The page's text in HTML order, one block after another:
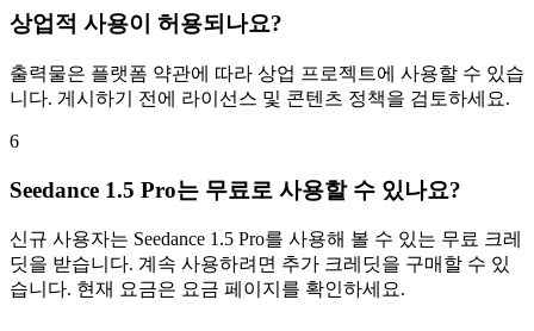
상업적 사용이 허용되나요?
출력물은 플랫폼 약관에 따라 상업 프로젝트에 사용할 수 있습
니다. 게시하기 전에 라이선스 및 콘텐츠 정책을 검토하세요.
6
Seedance 1.5 Pro는 무료로 사용할 수 있나요?
신규 사용자는 Seedance 1.5 Pro를 사용해 볼 수 있는 무료 크레
딧을 받습니다. 계속 사용하려면 추가 크레딧을 구매할 수 있
습니다. 현재 요금은 요금 페이지를 확인하세요.